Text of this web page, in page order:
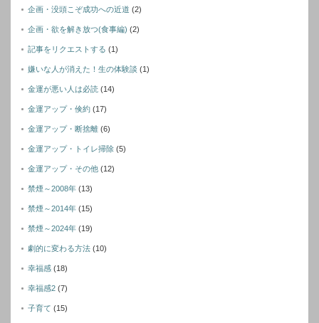
企画・没頭こぞ成功への近道 (2)
企画・欲を解き放つ(食事編) (2)
記事をリクエストする (1)
嫌いな人が消えた！生の体験談 (1)
金運が悪い人は必読 (14)
金運アップ・倹約 (17)
金運アップ・断捨離 (6)
金運アップ・トイレ掃除 (5)
金運アップ・その他 (12)
禁煙～2008年 (13)
禁煙～2014年 (15)
禁煙～2024年 (19)
劇的に変わる方法 (10)
幸福感 (18)
幸福感2 (7)
子育て (15)